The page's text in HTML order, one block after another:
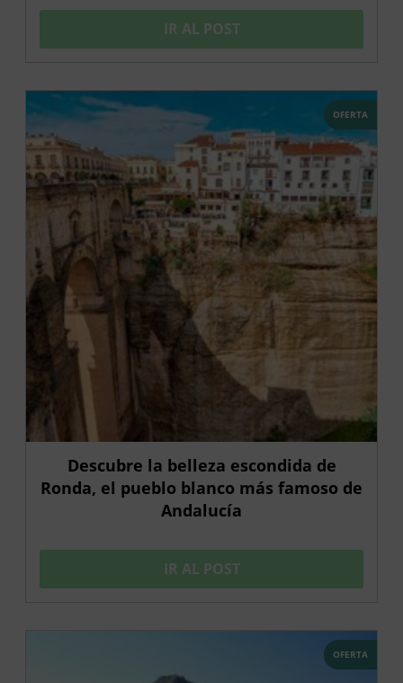
IR AL POST
OFERTA
Descubre la belleza escondida de
Ronda, el pueblo blanco más famoso de
Andalucía
IR AL POST
OFERTA